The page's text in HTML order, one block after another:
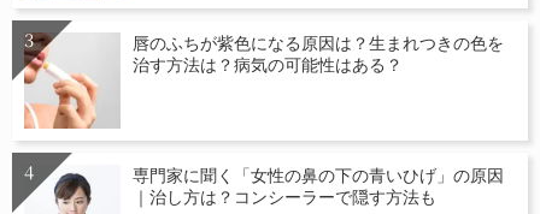
唇のふちが紫色になる原因は？生まれつきの色を
治す方法は？病気の可能性はある？
専門家に聞く「女性の鼻の下の青いひげ」の原因
｜治し方は？コンシーラーで隠す方法も